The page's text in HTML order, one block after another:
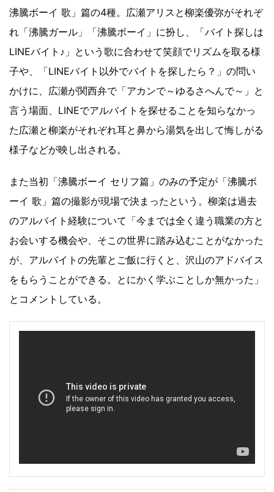
沸騰ボーイ 歌」篇の4種。広瀬アリスと柳楽優弥がそれぞ
れ「沸騰ガール」「沸騰ボーイ」に扮し、「バイト探しは
LINEバイト♪」という歌に合わせて笑顔でリズムを取る様
子や、「LINEバイト以外でバイトを探したら？」の問い
かけに、広瀬が関西弁で「アカンで～ゆるさへんで～」と
言う場面、LINEでアルバイトを探せることを知らなかっ
た広瀬と柳楽がそれぞれ耳と鼻から湯気を出して悔しがる
様子などが映し出される。
また当初「沸騰ボーイ セリフ篇」のみの予定が「沸騰ボ
ーイ 歌」篇の撮影が現場で決まったという。柳楽は過去
のアルバイト経験について「今までは全く違う職業の方と
お会いする機会や、そこの世界に踏み込むことがなかった
が、アルバイトの先輩とご飯に行くと、沢山のアドバイス
をもらうことができる。とにかく学ぶことしか無かった」
とコメントしている。